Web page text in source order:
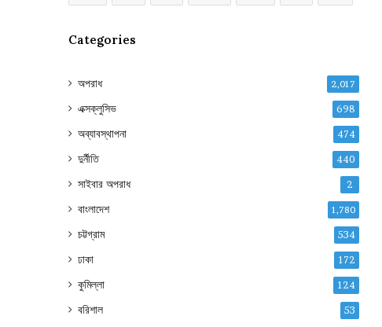
Categories
অপরাধ 2,017
এক্সক্লুসিভ 698
অব্যাবস্থাপনা 474
দুর্নীতি 440
সাইবার অপরাধ 2
বাংলাদেশ 1,780
চট্টগ্রাম 534
ঢাকা 172
কুমিল্লা 124
বরিশাল 53